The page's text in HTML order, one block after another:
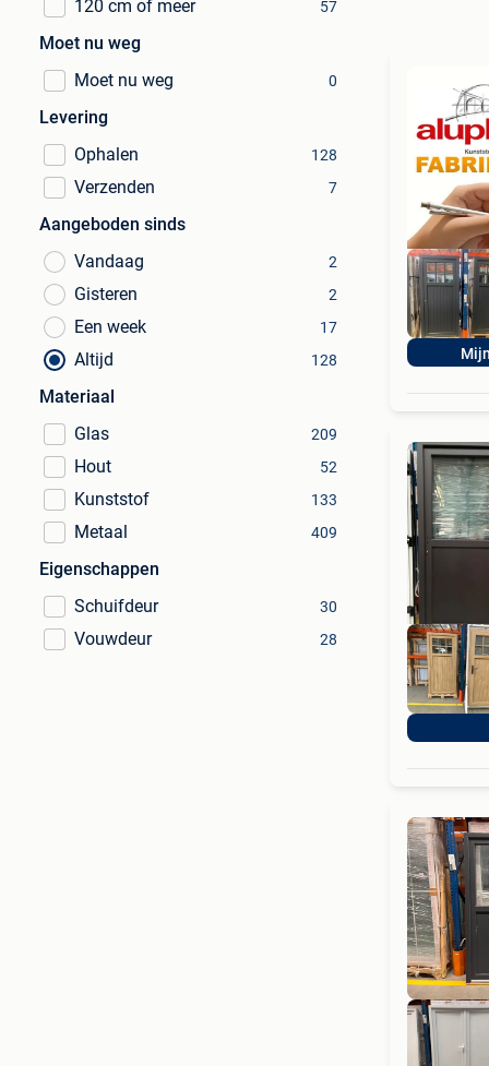
120 cm of meer 57
Moet nu weg
Moet nu weg
0
Levering
Ophalen
128
Verzenden 7
Aangeboden sinds
Vandaag
2
Gisteren 2
Een week 17
Altijd 128
Materiaal
Glas
209
Hout 52
Kunststof 133
Metaal 409
Eigenschappen
Schuifdeur
30
Vouwdeur 28